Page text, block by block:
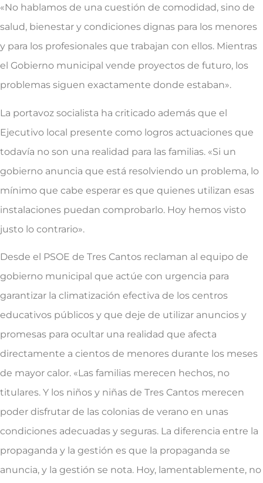
«No hablamos de una cuestión de comodidad, sino de
salud, bienestar y condiciones dignas para los menores
y para los profesionales que trabajan con ellos. Mientras
el Gobierno municipal vende proyectos de futuro, los
problemas siguen exactamente donde estaban».
La portavoz socialista ha criticado además que el
Ejecutivo local presente como logros actuaciones que
todavía no son una realidad para las familias. «Si un
gobierno anuncia que está resolviendo un problema, lo
mínimo que cabe esperar es que quienes utilizan esas
instalaciones puedan comprobarlo. Hoy hemos visto
justo lo contrario».
Desde el PSOE de Tres Cantos reclaman al equipo de
gobierno municipal que actúe con urgencia para
garantizar la climatización efectiva de los centros
educativos públicos y que deje de utilizar anuncios y
promesas para ocultar una realidad que afecta
directamente a cientos de menores durante los meses
de mayor calor. «Las familias merecen hechos, no
titulares. Y los niños y niñas de Tres Cantos merecen
poder disfrutar de las colonias de verano en unas
condiciones adecuadas y seguras. La diferencia entre la
propaganda y la gestión es que la propaganda se
anuncia, y la gestión se nota. Hoy, lamentablemente, no